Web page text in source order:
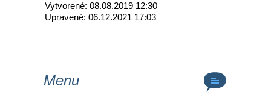
Vytvorené: 08.08.2019 12:30
Upravené: 06.12.2021 17:03
Menu